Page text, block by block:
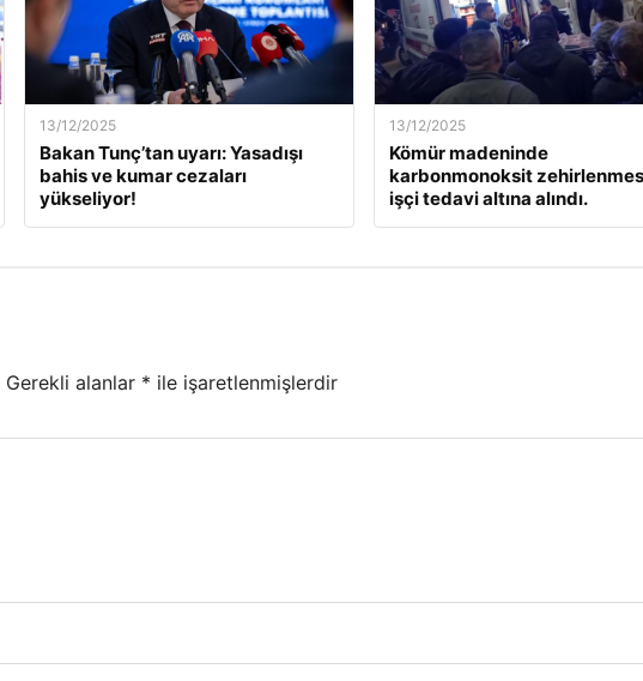
13/12/2025
Bakan Tunç’tan uyarı: Yasadışı
bahis ve kumar cezaları
yükseliyor!
13/12/2025
Kömür madeninde
karbonmonoksit
işçi tedavi altına alındı.
Gerekli alanlar * ile işaretlenmişlerdir